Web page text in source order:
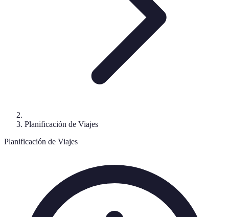
Planificación de Viajes
Planificación de Viajes